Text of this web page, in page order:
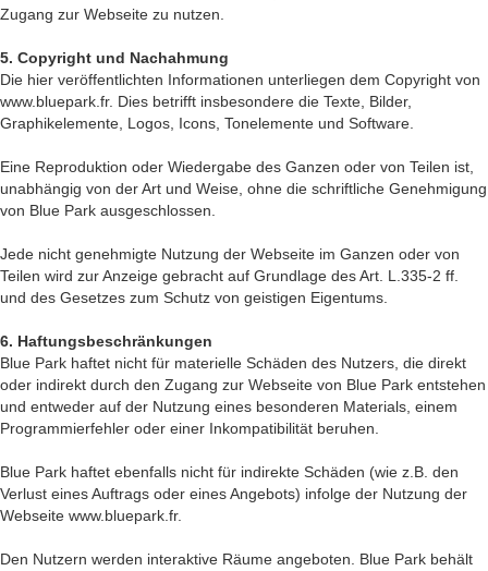
Zugang zur Webseite zu nutzen.
5. Copyright und Nachahmung
Die hier veröffentlichten Informationen unterliegen dem Copyright von
www.bluepark.fr. Dies betrifft insbesondere die Texte, Bilder,
Graphikelemente, Logos, Icons, Tonelemente und Software.
Eine Reproduktion oder Wiedergabe des Ganzen oder von Teilen ist,
unabhängig von der Art und Weise, ohne die schriftliche Genehmigung
von Blue Park ausgeschlossen.
Jede nicht genehmigte Nutzung der Webseite im Ganzen oder von
Teilen wird zur Anzeige gebracht auf Grundlage des Art. L.335-2 ff.
und des Gesetzes zum Schutz von geistigen Eigentums.
6. Haftungsbeschränkungen
Blue Park haftet nicht für materielle Schäden des Nutzers, die direkt
oder indirekt durch den Zugang zur Webseite von Blue Park entstehen
und entweder auf der Nutzung eines besonderen Materials, einem
Programmierfehler oder einer Inkompatibilität beruhen.
Blue Park haftet ebenfalls nicht für indirekte Schäden (wie z.B. den
Verlust eines Auftrags oder eines Angebots) infolge der Nutzung der
Webseite www.bluepark.fr.
Den Nutzern werden interaktive Räume angeboten. Blue Park behält